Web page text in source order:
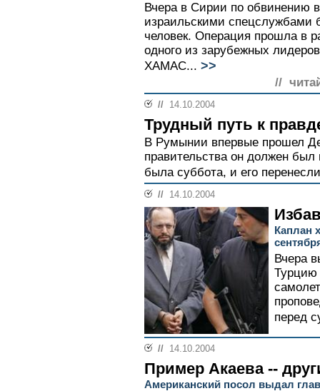
Вчера в Сирии по обвинению
израильскими спецслужбами
человек. Операция прошла в
одного из зарубежных
ХАМАС... >>
//
// 14.10.2004
Трудный путь к
В Румынии впервые прошел
правительства он должен был
была суббота, и его
// 14.10.2004
Каплан
Вчера
Турцию
перед
// 14.10.2004
Пример Акаева --
Американский посол выдал